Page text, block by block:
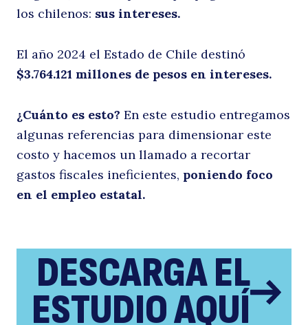
Buscar
los chilenos: sus intereses.
El año 2024 el Estado de Chile destinó
$3.764.121 millones de pesos en intereses.
¿Cuánto es esto? En este estudio entregamos
algunas referencias para dimensionar este
costo y hacemos un llamado a recortar
gastos fiscales ineficientes, poniendo foco
en el empleo estatal.
DESCARGA EL
ESTUDIO AQUÍ